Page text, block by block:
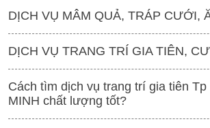
DỊCH VỤ MÂM QUẢ, TRÁP CƯỚI,
DỊCH VỤ TRANG TRÍ GIA TIÊN,
Cách tìm dịch vụ trang trí gia tiên Tp
MINH chất lượng tốt?